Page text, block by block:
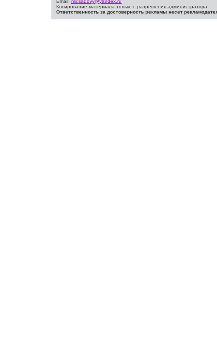
Email: mir.sadovy@yandex.ru
Копирование материала только с разрешения администратора
Ответственность за достоверность рекламы несет